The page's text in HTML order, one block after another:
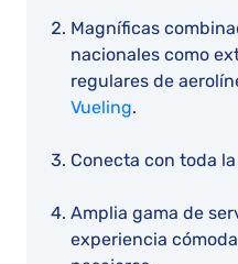
Magníficas
nacionales como
regulares de
Vueling.
Conecta con toda
Amplia gama de
experiencia